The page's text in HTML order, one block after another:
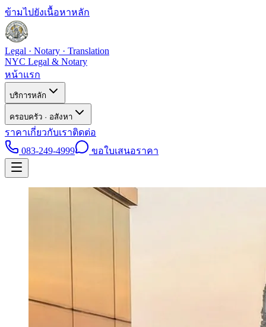
ข้ามไปยังเนื้อหาหลัก
Legal · Notary · Translation
NYC Legal & Notary
หน้าแรก
บริการหลัก
ครอบครัว · อสังหา
ราคาเกี่ยวกับเราติดต่อ
083-249-4999
ขอใบเสนอราคา